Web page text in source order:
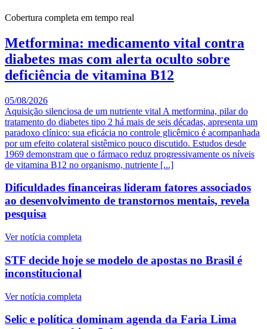
Cobertura completa em tempo real
Metformina: medicamento vital contra
diabetes mas com alerta oculto sobre
deficiência de vitamina B12
05/08/2026
Aquisição silenciosa de um nutriente vital A metformina, pilar do
tratamento do diabetes tipo 2 há mais de seis décadas, apresenta um
paradoxo clínico: sua eficácia no controle glicêmico é acompanhada
por um efeito colateral sistêmico pouco discutido. Estudos desde
1969 demonstram que o fármaco reduz progressivamente os níveis
de vitamina B12 no organismo, nutriente [...]
Dificuldades financeiras lideram fatores associados
ao desenvolvimento de transtornos mentais, revela
pesquisa
Ver notícia completa
STF decide hoje se modelo de apostas no Brasil é
inconstitucional
Ver notícia completa
Selic e política dominam agenda da Faria Lima